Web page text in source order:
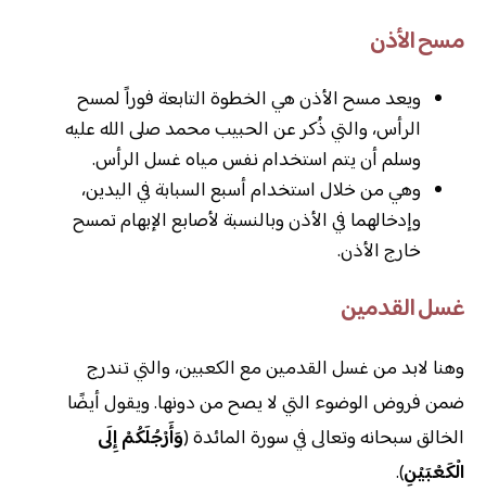
مسح الأذن
ويعد مسح الأذن هي الخطوة التابعة فوراً لمسح
الرأس، والتي ذُكر عن الحبيب محمد صلى الله عليه
وسلم أن يتم استخدام نفس مياه غسل الرأس.
وهي من خلال استخدام أسبع السبابة في اليدين،
وإدخالهما في الأذن وبالنسبة لأصابع الإبهام تمسح
خارج الأذن.
غسل القدمين
وهنا لابد من غسل القدمين مع الكعبين، والتي تندرج
ضمن فروض الوضوء التي لا يصح من دونها. ويقول أيضًا
الخالق سبحانه وتعالى في سورة المائدة (وَأَرْجُلَكُمْ إِلَى
الْكَعْبَيْنِ).